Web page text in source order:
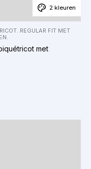
2 kleuren
REGULAR FIT MET
met